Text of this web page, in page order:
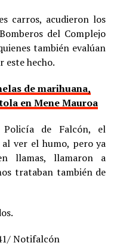
carros, acudieron los
del Complejo
también evalúan
este hecho.
de marihuana,
en Mene Mauroa
de Falcón, el
ver el humo, pero ya
llamas, llamaron a
trataban también de
Notifalcón